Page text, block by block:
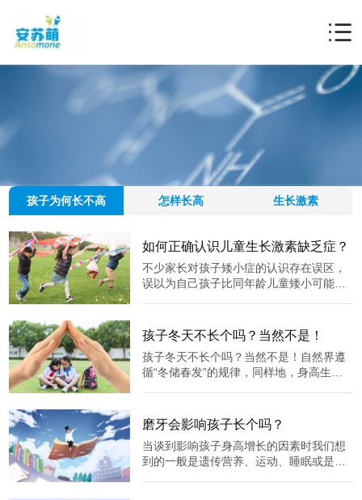
孩子为何长不高 怎样长高 生长激素
如何正确认识儿童生长激素缺乏症？
不少家长对孩子矮小症的认识存在误区，
误以为自己孩子比同年龄儿童矮小可能得
长大发育后还有机会“窜一窜”，不急于接
受治疗。今天要给大家讲解的是如何正确
认识儿童生长激素缺乏症，以提高家
孩子冬天不长个吗？当然不是！
孩子冬天不长个吗？当然不是！自然界遵
循“冬储春发”的规律，同样地，身高生长
个子在冬季没有任何变化。那为什么冬天
时身高生长不明显，我们怎么做可以助力
孩子长个呢？为什么冬季生长慢？✔
磨牙会影响孩子长个吗？
当谈到影响孩子身高增长的因素时我们想
到的一般是遗传营养、运动、睡眠或是疾